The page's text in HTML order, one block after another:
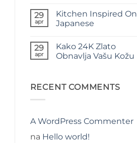
na
A
Beautiful
29
apr
Kitchen Inspired On
Japanese
na
Kitchen
Inspired
29
apr
Kako 24K Zlato
Obnavlja Vašu Kožu
Kako
24K
Kožu
RECENT COMMENTS
A WordPress Commenter
na Hello world!